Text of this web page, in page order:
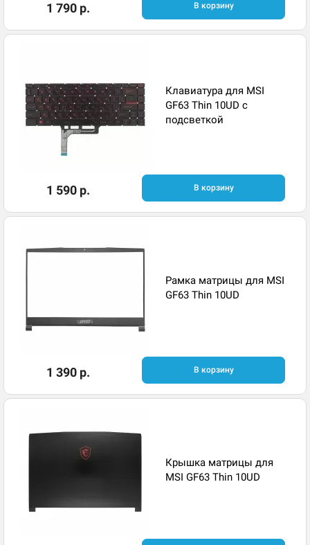
1 790 р. В корзину
Клавиатура для MSI
GF63 Thin 10UD с
подсветкой
1 590 р. В корзину
Рамка матрицы для MSI
GF63 Thin 10UD
1 390 р. В корзину
Крышка матрицы для
MSI GF63 Thin 10UD